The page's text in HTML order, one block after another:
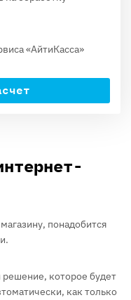
«АйтиКасса»
понадобится
решение, которое будет
как только